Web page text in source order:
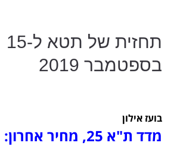
תחזית של תטא ל-15
בספטמבר 2019
בועז אילון
מדד ת"א 25, מחיר אחרון: 1615.61